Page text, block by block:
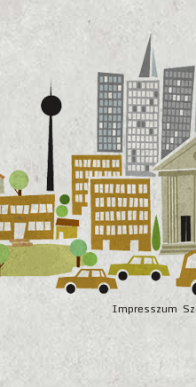
Impresszum